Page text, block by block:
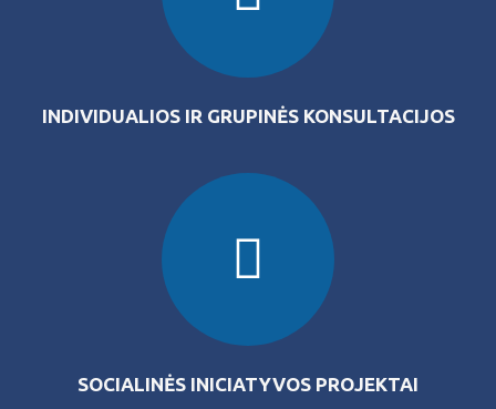
INDIVIDUALIOS IR GRUPINĖS KONSULTACIJOS
SOCIALINĖS INICIATYVOS PROJEKTAI